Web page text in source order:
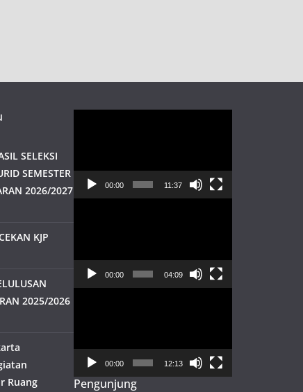
SELEKSI
SEMESTER
2026/2027
KJP
2025/2026
Ruang
00:00 11:37
00:00 04:09
00:00 12:13
Pengunjung